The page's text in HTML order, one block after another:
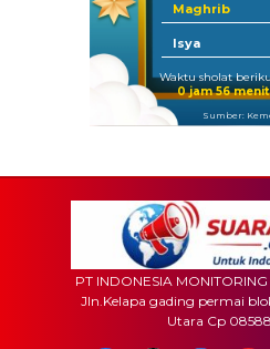
Maghrib
Isya
Waktu sholat
0 jam 56
Sumber:
PT INDONESIA
Jln.Kelapa gading permai
Utara Cp